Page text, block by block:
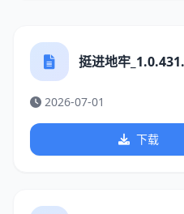
挺进地牢
2026-07-01
下载